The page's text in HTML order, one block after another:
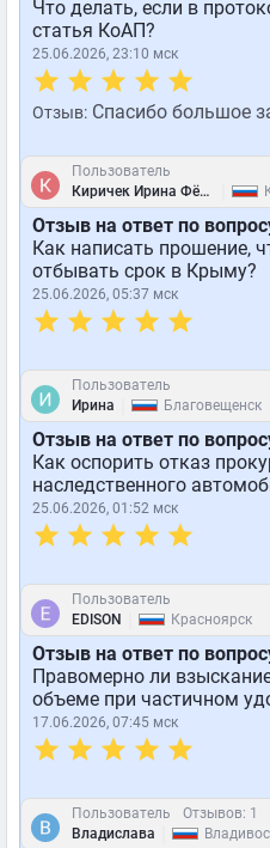
Что делать, если в
статья КоАП?
25.06.2026, 23:10 мск
Отзыв: Спасибо большое
Пользователь
Киричек Ирина Фёдоровна
Отзыв на ответ по
Как написать прошение,
отбывать срок в Крыму?
25.06.2026, 05:37 мск
Пользователь
Ирина
Благовещенск
Отзыв на ответ по
Как оспорить отказ
наследственного
25.06.2026, 01:52 мск
Пользователь
EDISON
Красноярск
Отзыв на ответ по
Правомерно ли
объеме при частичном
17.06.2026, 07:45 мск
Пользователь
Отзывов: 1
Владислава